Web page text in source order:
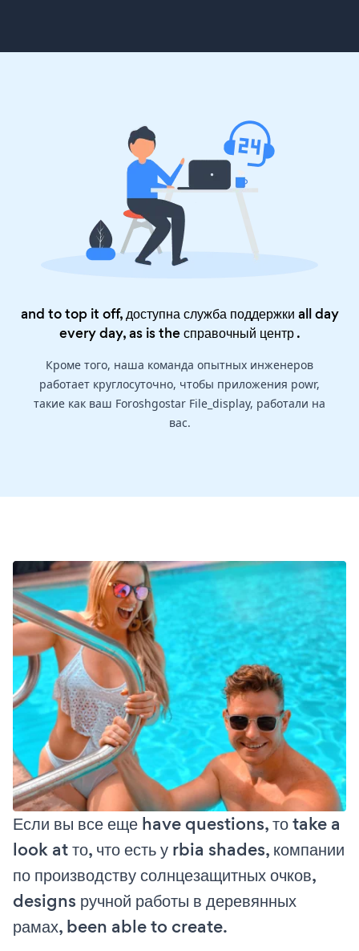
and to top it off, доступна служба поддержки all day
every day, as is theсправочный центр.
Кроме того, наша команда опытных инженеров
работает круглосуточно, чтобы приложения powr,
такие как ваш Foroshgostar File_display, работали на
вас.
Если вы все еще have questions, то take a
look at то, что есть у rbia shades, компании
по производству солнцезащитных очков,
designs ручной работы в деревянных
рамах, been able to create.